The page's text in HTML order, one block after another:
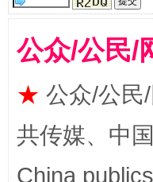
阿坝州三大球赛
公众/公民/
★ 公众/公民
共传媒、中
China